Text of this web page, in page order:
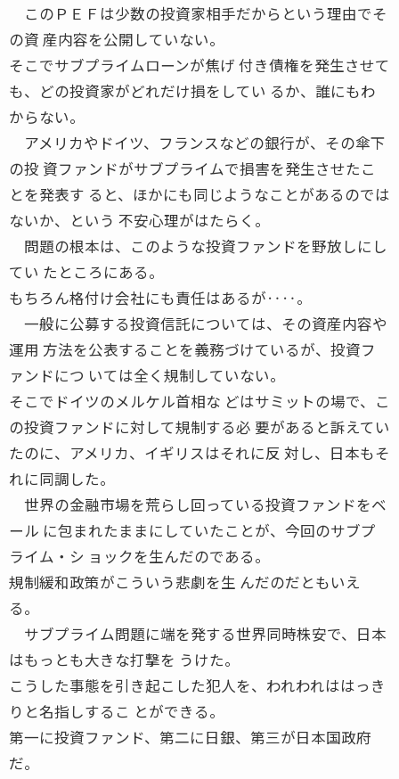
このＰＥＦは少数の投資家相手だからという理由でそ
の資 産内容を公開していない。
そこでサブプライムローンが焦げ 付き債権を発生させて
も、どの投資家がどれだけ損をしてい るか、誰にもわ
からない。
アメリカやドイツ、フランスなどの銀行が、その傘下
の投 資ファンドがサブプライムで損害を発生させたこ
とを発表す ると、ほかにも同じようなことがあるのでは
ないか、という 不安心理がはたらく。
問題の根本は、このような投資ファンドを野放しにし
てい たところにある。
もちろん格付け会社にも責任はあるが‥‥。
一般に公募する投資信託については、その資産内容や
運用 方法を公表することを義務づけているが、投資フ
ァンドにつ いては全く規制していない。
そこでドイツのメルケル首相な どはサミットの場で、こ
の投資ファンドに対して規制する必 要があると訴えてい
たのに、アメリカ、イギリスはそれに反 対し、日本もそ
れに同調した。
世界の金融市場を荒らし回っている投資ファンドをベ
ール に包まれたままにしていたことが、今回のサブプ
ライム・シ ョックを生んだのである。
規制緩和政策がこういう悲劇を生 んだのだともいえ
る。
サブプライム問題に端を発する世界同時株安で、日本
はもっとも大きな打撃を うけた。
こうした事態を引き起こした犯人を、われわれははっき
りと名指しするこ とができる。
第一に投資ファンド、第二に日銀、第三が日本国政府
だ。